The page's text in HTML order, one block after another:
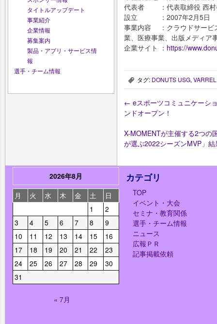
タイトルアップデート
事業紹介
企業情報
募集案内
製品・アプリ・サービス情
報
選手・チーム情報
代表者 ：代表取締役 西村
設立 ：2007年2月5日
事業内容 ：クラウドサービ
業、医療事業、出版メディア
企業サイト ： https://
, タグ: DONUTS USG, VARREL
← eスポーツコミュニケーシ
ンドオープン！
X-MOMENTが主催する2つの
が選ぶ2022シーズンMVP」
2026年8月
月
火 水 木 金 土
日
1
2
3
4 5 6 7 8
9
10
11 12 13 14 15
16
17
18 19 20 21 22
23
24
25 26 27 28 29
30
31
« 7月
カテゴリ
TOP
イベント・大会
セミナ・教育関係
選手・チーム情報
ニュース
広報ＰＲ
記事掲載依頼